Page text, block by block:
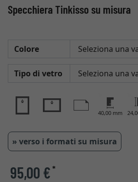
Specchiera Tinkisso su misura
Colore
Tipo di vetro
40,00 mm
» verso i formati su misura
95,00 €*